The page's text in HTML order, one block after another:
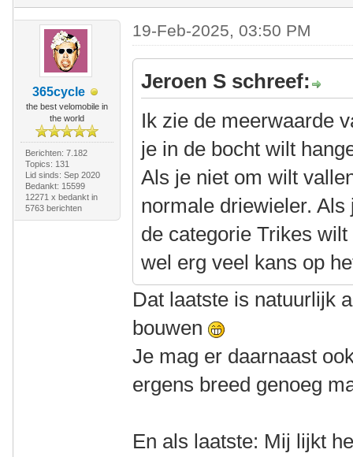
365cycle
the best velomobile in
the world
Berichten: 7.182
Topics: 131
Lid sinds: Sep 2020
Bedankt: 15599
12271 x bedankt in
5763 berichten
19-Feb-2025, 03:50 PM
Jeroen S schreef:
Ik zie de meerwaarde
je in de bocht wilt
Als je niet om wilt
normale driewieler.
de categorie Trikes
wel erg veel kans op
Dat laatste is natuurlijk
bouwen
Je mag er daarnaast
ergens breed genoeg
En als laatste: Mij lijkt